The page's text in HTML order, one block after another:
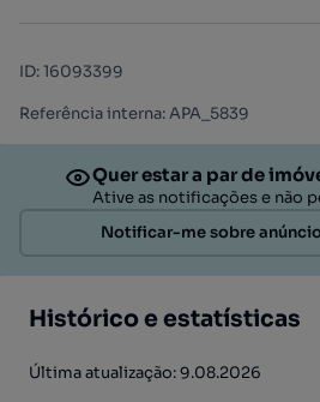
ID:16093399
Referência interna: APA_5839
Quer estar a par de
Ative as notificações e não
Notificar-me sobre
Histórico e estatísticas
Última atualização: 9.08.2026